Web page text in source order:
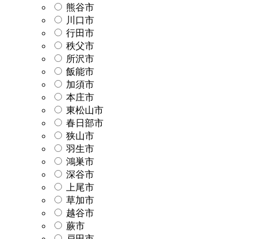
熊谷市
川口市
行田市
秩父市
所沢市
飯能市
加須市
本庄市
東松山市
春日部市
狭山市
羽生市
鴻巣市
深谷市
上尾市
草加市
越谷市
蕨市